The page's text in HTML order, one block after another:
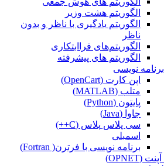
الگوریتم هشت وزیر
الگوریتم یادگیری با ناظر و بدون
ناظر
الگوریتم‌های فراابتکاری
الگوریتم های پیشرفته
برنامه نویسی
اپن کارت (OpenCart)
متلب (MATLAB)
پایتون (Python)
جاوا (Java)
سی پلاس پلاس (C++)
اسمبلی
برنامه نویسی با فرترن( Fortran)
آپنت (OPNET)